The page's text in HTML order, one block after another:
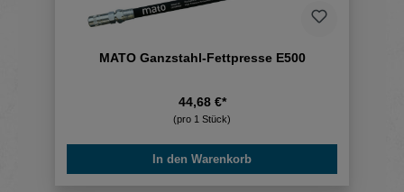
MATO Ganzstahl-Fettpresse E500
44,68 €*
(pro 1 Stück)
In den Warenkorb